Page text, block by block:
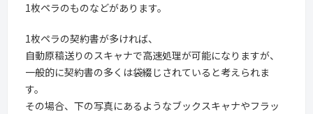
1枚ペラのものなどがあります。
1枚ペラの契約書が多ければ、
自動原稿送りのスキャナで高速処理が可能になりますが、
一般的に契約書の多くは袋綴じされていると考えられま
す。
その場合、下の写真にあるようなブックスキャナやフラッ